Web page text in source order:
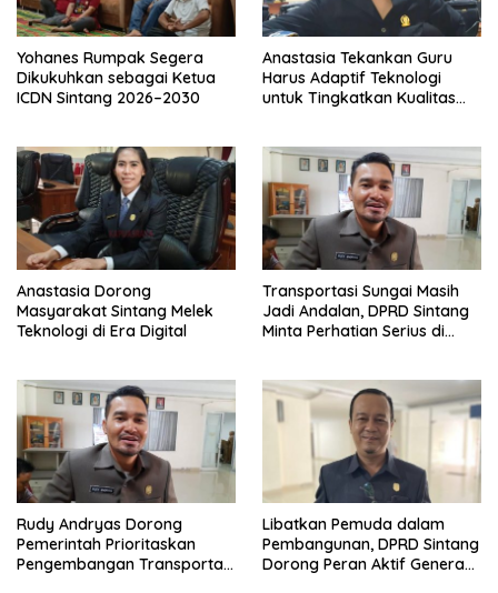
Yohanes Rumpak Segera
Dikukuhkan sebagai Ketua
ICDN Sintang 2026–2030
Anastasia Tekankan Guru
Harus Adaptif Teknologi
untuk Tingkatkan Kualitas
Anastasia Dorong
Masyarakat Sintang Melek
Teknologi di Era Digital
Transportasi Sungai Masih
Jadi Andalan, DPRD Sintang
Minta Perhatian Serius di
Rudy Andryas Dorong
Pemerintah Prioritaskan
Pengembangan Transportasi
Libatkan Pemuda dalam
Pembangunan, DPRD Sintang
Dorong Peran Aktif Generasi